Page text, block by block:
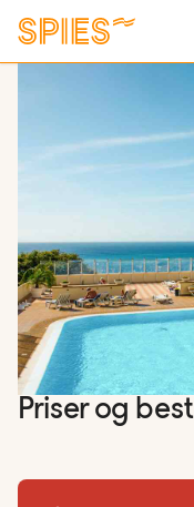
Vis billeder
Priser og